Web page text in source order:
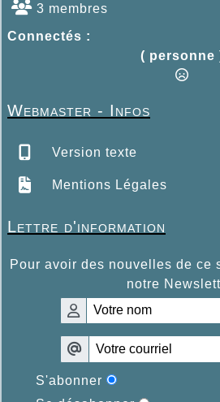
3 membres
Connectés :
( personne
Webmaster - Infos
Version texte
Mentions Légales
Lettre d'information
Pour avoir des nouvelles de ce
notre
S'abonner